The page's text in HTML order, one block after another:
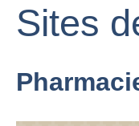
Sites